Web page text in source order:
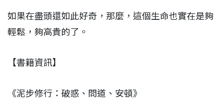
如果在盡頭還如此好奇，那麼，這個生命也實在是夠
輕鬆，夠高貴的了。
【書籍資訊】
《泥步修行：破惑、問道、安頓》